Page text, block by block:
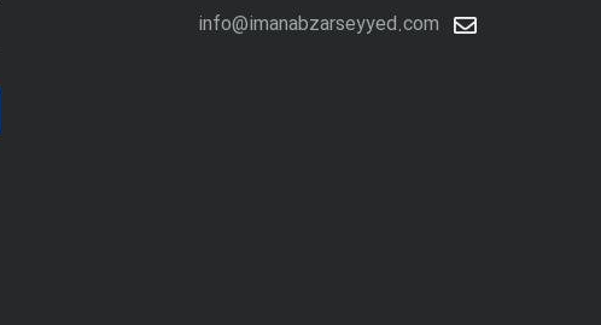
info@imanabzarseyyed.com